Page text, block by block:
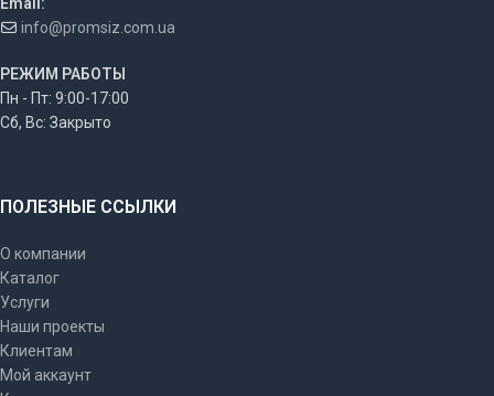
info@promsiz.com.ua
РЕЖИМ РАБОТЫ
Пн - Пт: 9:00-17:00
Сб, Вс: Закрыто
ПОЛЕЗНЫЕ ССЫЛКИ
О компании
Каталог
Услуги
Наши проекты
Клиентам
Мой аккаунт